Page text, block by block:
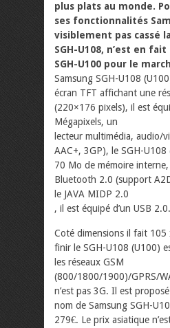
plus plats au monde.
ses fonctionnalités
visiblement pas cassé
SGH-U108, n’est en
SGH-U100 pour le
Samsung SGH-U108
écran TFT affichant une
(220×176 pixels), il est
Mégapixels, un
lecteur multimédia, audio/
AAC+, 3GP), le SGH-
70 Mo de mémoire
Bluetooth 2.0 (support
le JAVA MIDP 2.0
, il est équipé d’un USB 2.0.
Coté dimensions il fait
finir le SGH-U108 (U100)
les réseaux GSM
(800/1800/1900)/GPRS/
n’est pas 3G. Il est
nom de Samsung SGH-
279€. Le prix asiatique